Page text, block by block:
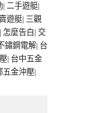
| 二手遊艇|
賣遊艇| 三觀
| 怎麼告白| 交
鏽鋼電解| 台
| 台中五金
五金沖壓|